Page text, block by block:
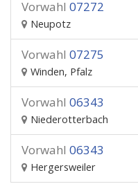
Vorwahl 07272
Neupotz
Vorwahl 07275
Winden, Pfalz
Vorwahl 06343
Niederotterbach
Vorwahl 06343
Hergersweiler